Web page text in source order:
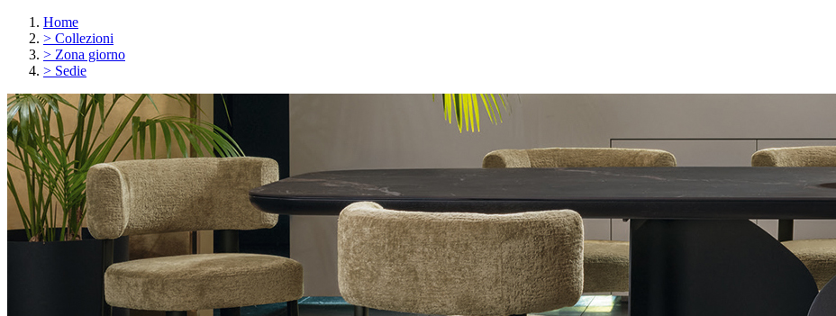
Home
> Collezioni
> Zona giorno
> Sedie